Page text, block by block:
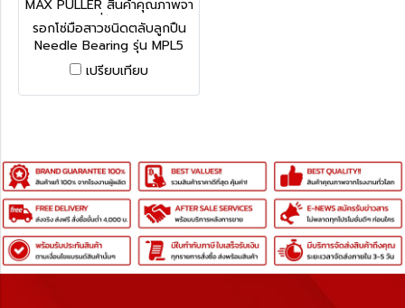
MAX PULLER สินค้าคุณภาพจา
กประเทศญี่ปุ่น MPL5-10
รอกโซ่มือสาวชนิดตลับลูกปืน
Needle Bearing รุ่น MPL5
ผ่านการรับรองมาตรฐาน CE
และ ISO9001
เปรียบเทียบ